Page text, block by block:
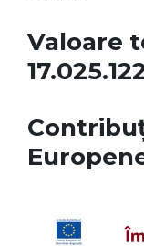
Valoare